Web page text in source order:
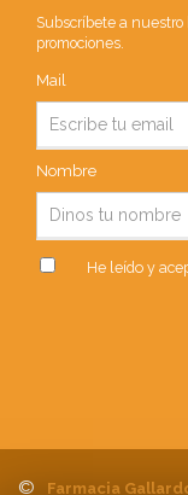
Subscríbete a
promociones.
Mail
Nombre
He leído y
© Farmacia